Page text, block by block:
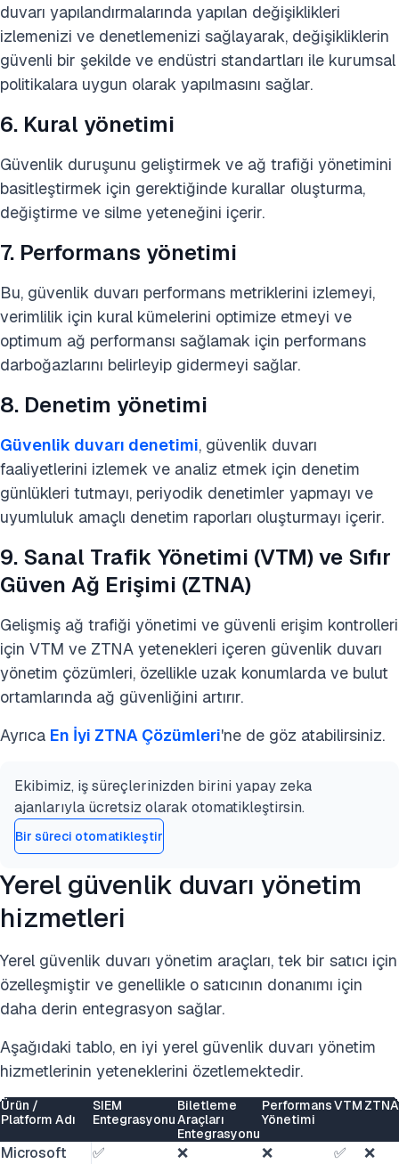
duvarı yapılandırmalarında yapılan değişiklikleri
izlemenizi ve denetlemenizi sağlayarak, değişikliklerin
güvenli bir şekilde ve endüstri standartları ile kurumsal
politikalara uygun olarak yapılmasını sağlar.
6. Kural yönetimi
Güvenlik duruşunu geliştirmek ve ağ trafiği yönetimini
basitleştirmek için gerektiğinde kurallar oluşturma,
değiştirme ve silme yeteneğini içerir.
7. Performans yönetimi
Bu, güvenlik duvarı performans metriklerini izlemeyi,
verimlilik için kural kümelerini optimize etmeyi ve
optimum ağ performansı sağlamak için performans
darboğazlarını belirleyip gidermeyi sağlar.
8. Denetim yönetimi
Güvenlik duvarı denetimi, güvenlik duvarı
faaliyetlerini izlemek ve analiz etmek için denetim
günlükleri tutmayı, periyodik denetimler yapmayı ve
uyumluluk amaçlı denetim raporları oluşturmayı içerir.
9. Sanal Trafik Yönetimi (VTM) ve Sıfır
Güven Ağ Erişimi (ZTNA)
Gelişmiş ağ trafiği yönetimi ve güvenli erişim kontrolleri
için VTM ve ZTNA yetenekleri içeren güvenlik duvarı
yönetim çözümleri, özellikle uzak konumlarda ve bulut
ortamlarında ağ güvenliğini artırır.
Ayrıca En İyi ZTNA Çözümleri'ne de göz atabilirsiniz.
Ekibimiz, iş süreçlerinizden birini yapay zeka
ajanlarıyla ücretsiz olarak otomatikleştirsin.
Bir süreci otomatikleştir
Yerel güvenlik duvarı yönetim
hizmetleri
Yerel güvenlik duvarı yönetim araçları, tek bir satıcı için
özelleşmiştir ve genellikle o satıcının donanımı için
daha derin entegrasyon sağlar.
Aşağıdaki tablo, en iyi yerel güvenlik duvarı yönetim
hizmetlerinin yeteneklerini özetlemektedir.
Ürün /
Platform Adı
SIEM
Entegrasyonu
Biletleme
Araçları
Entegrasyonu
Performans
Yönetimi
VTM ZTNA
Microsoft
✅ ❌ ❌ ✅ ❌